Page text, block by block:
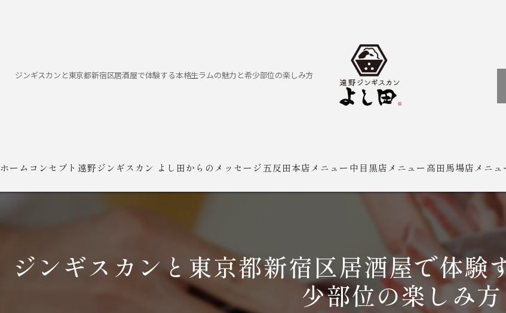
ジンギスカンと東京都新宿区居酒屋で体験する本格生ラムの魅力と希少部位の楽しみ方
ホーム コンセプト 遠野ジンギスカン よし田からのメッセージ五反田本店メニュー 中目黒店メニュー 高田馬場店メニュ
ジンギスカンと東京都新宿区居酒屋で体験
少部位の楽しみ方